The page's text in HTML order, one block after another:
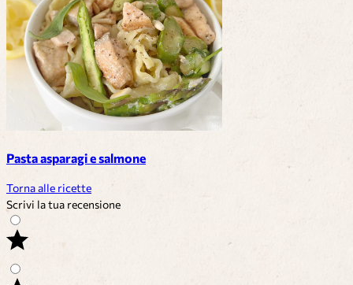
Pasta asparagi e salmone
Torna alle ricette
Scrivi la tua recensione